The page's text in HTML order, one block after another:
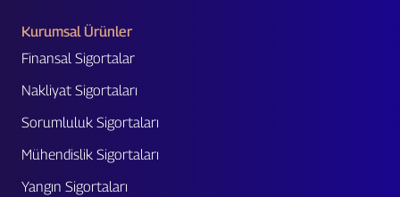
Kurumsal Ürünler
Finansal Sigortalar
Nakliyat Sigortaları
Sorumluluk Sigortaları
Mühendislik Sigortaları
Yangın Sigortaları